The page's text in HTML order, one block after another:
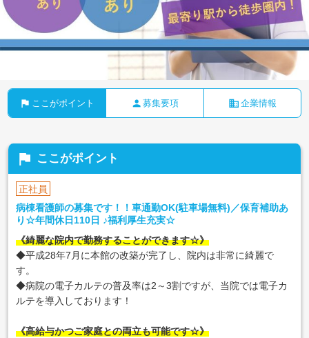
flag ここがポイント person 募集要項 business 企業情報
flag ここがポイント
正社員
病棟看護師の募集です！！車通勤OK(駐車場無料)／保育補助あ
り☆年間休日110日 ♪福利厚生充実☆
《綺麗な院内で勤務することができます☆》
◆平成28年7月に本館の改築が完了し、院内は非常に綺麗で
す。
◆病院の電子カルテの普及率は2～3割ですが、当院では電子カ
ルテを導入しております！
《高給与かつご家庭との両立も可能です☆》